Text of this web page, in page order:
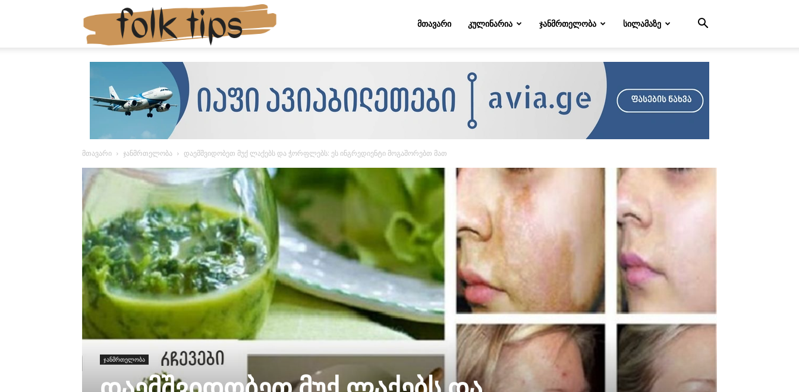
Folktips.org ᲛᲗᲐᲕᲐᲠᲘ ᲙᲣᲚᲘᲜᲐᲠᲘᲐ ᲯᲐᲜᲛᲠᲗᲔᲚᲝᲑᲐ ᲡᲘᲚᲐᲛᲐᲖᲔ
მთავარი ჯანმრთელობა დაემშვიდობეთ მუქ ლაქებს და ჭორფლებს: ეს ინგრედიენტი მოგაშორებთ მათ
ჯანმრთელობა